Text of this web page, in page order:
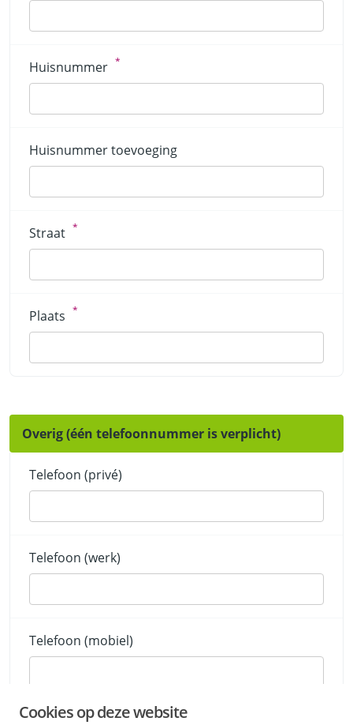
Huisnummer *
Huisnummer toevoeging
Straat *
Plaats *
Overig (één telefoonnummer is verplicht)
Telefoon (privé)
Telefoon (werk)
Telefoon (mobiel)
*
Cookies op deze website